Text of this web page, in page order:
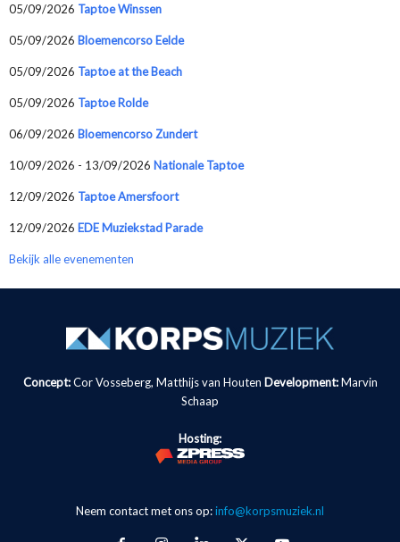
05/09/2026 Taptoe Winssen
05/09/2026 Bloemencorso Eelde
05/09/2026 Taptoe at the Beach
05/09/2026 Taptoe Rolde
06/09/2026 Bloemencorso Zundert
10/09/2026 - 13/09/2026 Nationale Taptoe
12/09/2026 Taptoe Amersfoort
12/09/2026 EDE Muziekstad Parade
Bekijk alle evenementen
Concept:Cor Vosseberg, Matthijs van Houten Development: Marvin
Schaap
Hosting:
Neem contact met ons op:info@korpsmuziek.nl